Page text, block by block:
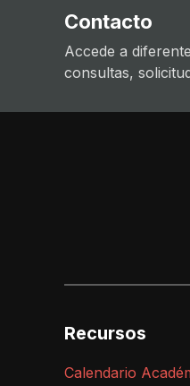
Contacto
Accede a
consultas,
Recursos
Calendario